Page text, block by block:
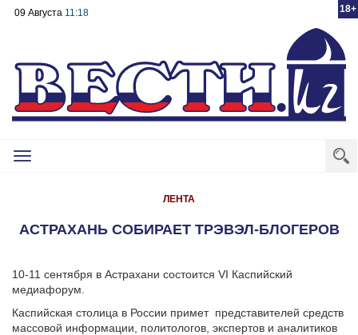
18+
09 Августа 11:18
Toggle
ЛЕНТА
АСТРАХАНЬ СОБИРАЕТ ТРЭВЭЛ-БЛОГЕРОВ
10-11 сентября в Астрахани состоится VI Каспийский
медиафорум.
Каспийская столица в России примет представителей средств
массовой информации, политологов, экспертов и аналитиков